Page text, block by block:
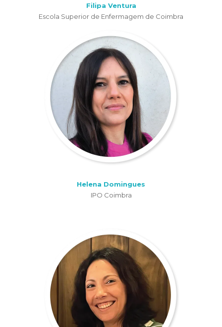
Filipa Ventura
Escola Superior de Enfermagem de Coimbra
Helena Domingues
IPO Coimbra